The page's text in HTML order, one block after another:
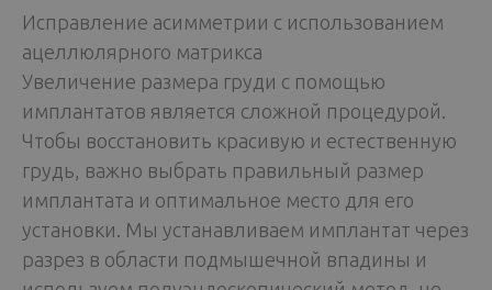
Исправление асимметрии с использованием
ацеллюлярного матрикса
Увеличение размера груди с помощью
имплантатов является сложной процедурой.
Чтобы восстановить красивую и естественную
грудь, важно выбрать правильный размер
имплантата и оптимальное место для его
установки. Мы устанавливаем имплантат через
разрез в области подмышечной впадины и